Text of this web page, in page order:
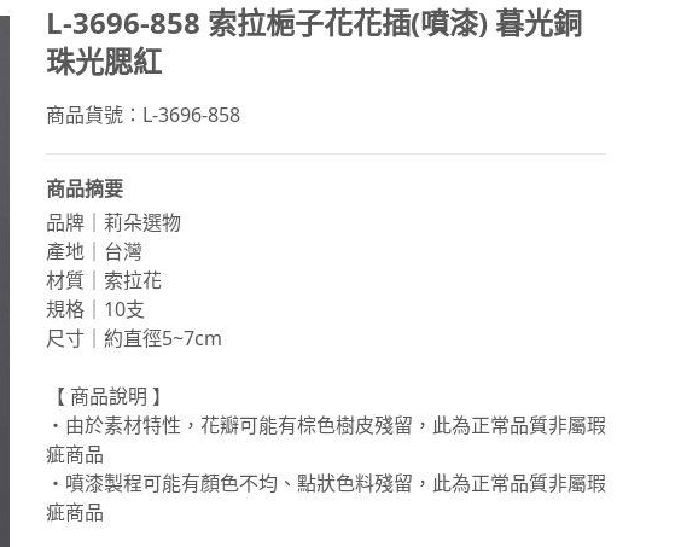
L-3696-858 索拉梔子花花插(噴漆) 暮光銅
珠光腮紅
商品貨號：L-3696-858
商品摘要
品牌｜莉朵選物
產地｜台灣
材質｜索拉花
規格｜10支
尺寸｜約直徑5~7cm
【 商品說明 】
・由於素材特性，花瓣可能有棕色樹皮殘留，此為正常品質非屬瑕
疵商品
・噴漆製程可能有顏色不均、點狀色料殘留，此為正常品質非屬瑕
疵商品